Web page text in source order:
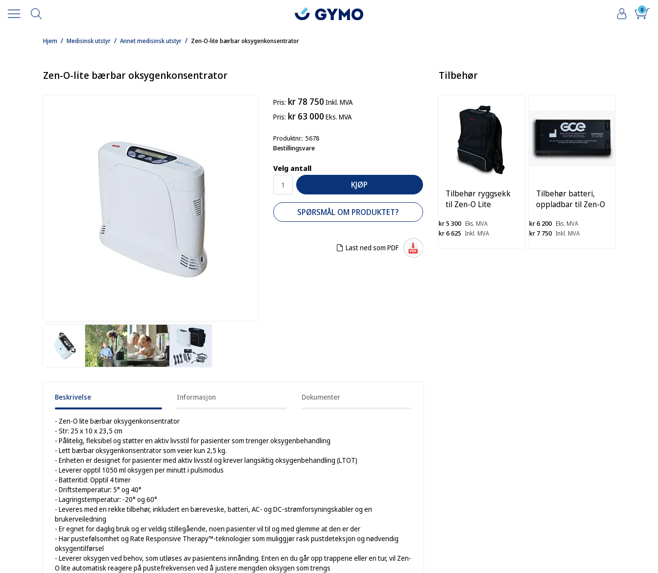
0
/
Hjem /
Medisinsk utstyr /
Annet medisinsk utstyr Zen-O-lite bærbar oksygenkonsentrator
Zen-O-lite bærbar oksygenkonsentrator
Pris kr 78 750 Inkl. MVA
Pris kr 63 000 Eks. MVA
Produktnr. 5678
Bestillingsvare
Velg antall
KJØP
SPØRSMÅL OM PRODUKTET?
Last ned som PDF
Beskrivelse Informasjon Dokumenter
- Zen-O lite bærbar oksygenkonsentrator
- Str: 25 x 10 x 23,5 cm
- Pålitelig, fleksibel og støtter en aktiv livsstil for pasienter som trenger oksygenbehandling
- Lett bærbar oksygenkonsentrator som veier kun 2,5 kg.
- Enheten er designet for pasienter med aktiv livsstil og krever langsiktig oksygenbehandling (LTOT)
- Leverer opptil 1050 ml oksygen per minutt i pulsmodus
- Batteritid: Opptil 4 timer
- Driftstemperatur: 5° og 40°
- Lagringstemperatur: -20° og 60°
- Leveres med en rekke tilbehør, inkludert en bæreveske, batteri, AC- og DC-strømforsyningskabler og en
brukerveiledning
- Er egnet for daglig bruk og er veldig stillegående, noen pasienter vil til og med glemme at den er der
- Har pustefølsomhet og Rate Responsive Therapy™-teknologier som muliggjør rask pustdeteksjon og nødvendig
oksygentilførsel
- Leverer oksygen ved behov, som utløses av pasientens innånding. Enten en du går opp trappene eller en tur, vil Zen-
O lite automatisk reagere på pustefrekvensen ved å justere mengden oksygen som trengs
Tilbehør
Tilbehør ryggsekk
til Zen-O Lite
kr 5 300 Eks. MVA
kr 6 625 Inkl. MVA
Tilbehør batteri,
oppladbar til Zen-O
kr 6 200 Eks. MVA
kr 7 750 Inkl. MVA